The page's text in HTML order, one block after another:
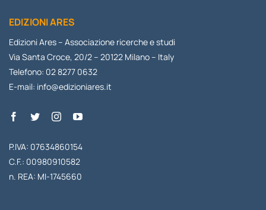
EDIZIONI ARES
Edizioni Ares – Associazione ricerche e studi
Via Santa Croce, 20/2 – 20122 Milano – Italy
Telefono: 02 8277 0632
E-mail: info@edizioniares.it
P.IVA: 07634860154
C.F.: 00980910582
n. REA: MI-1745660